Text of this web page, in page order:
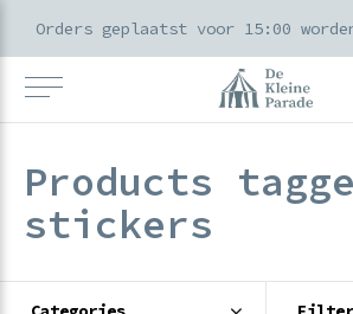
Products
stickers